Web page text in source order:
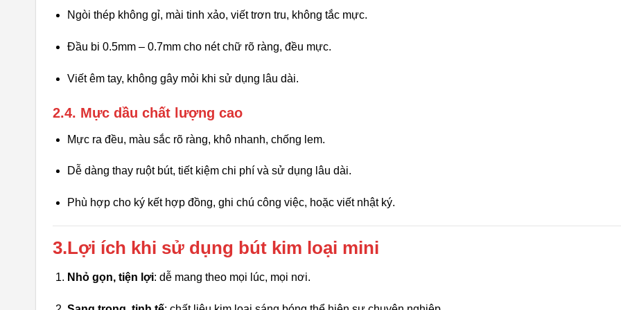
Ngòi thép không gỉ, mài tinh xảo, viết trơn tru, không tắc mực.
Đầu bi 0.5mm – 0.7mm cho nét chữ rõ ràng, đều mực.
Viết êm tay, không gây mỏi khi sử dụng lâu dài.
2.4. Mực dầu chất lượng cao
Mực ra đều, màu sắc rõ ràng, khô nhanh, chống lem.
Dễ dàng thay ruột bút, tiết kiệm chi phí và sử dụng lâu dài.
Phù hợp cho ký kết hợp đồng, ghi chú công việc, hoặc viết nhật ký.
3.Lợi ích khi sử dụng bút kim loại mini
Nhỏ gọn, tiện lợi: dễ mang theo mọi lúc, mọi nơi.